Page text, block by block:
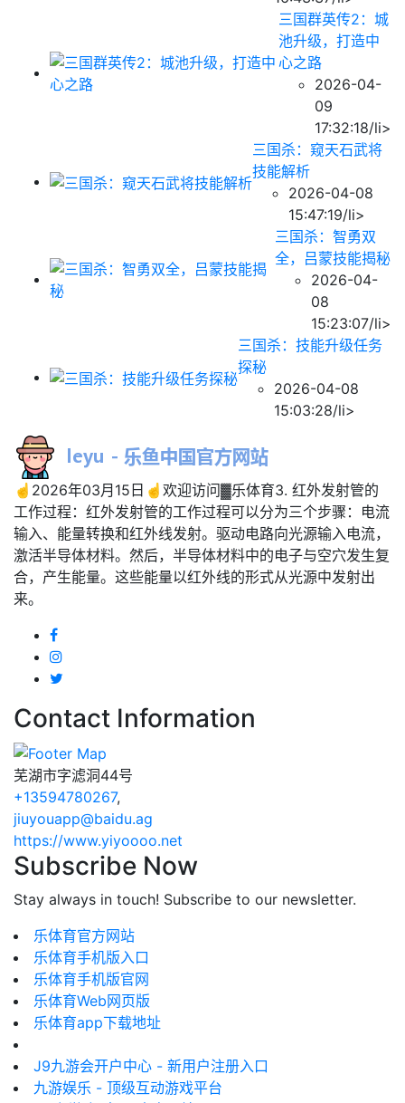
三国群英传2：城
池升级，打造中
心之路
2026-04-
09
17:32:18/li>
三国杀：窥天石武将
技能解析
2026-04-08
15:47:19/li>
三国杀：智勇双
全，吕蒙技能揭秘
2026-04-
08
15:23:07/li>
三国杀：技能升级任务
探秘
2026-04-08
15:03:28/li>
☝2026年03月15日☝欢迎访问▓乐体育3. 红外发射管的
工作过程：红外发射管的工作过程可以分为三个步骤：电流
输入、能量转换和红外线发射。驱动电路向光源输入电流，
激活半导体材料。然后，半导体材料中的电子与空穴发生复
合，产生能量。这些能量以红外线的形式从光源中发射出
来。
Contact Information
芜湖市字滤洞44号
+13594780267,
jiuyouapp@baidu.ag
https://www.yiyoooo.net
Subscribe Now
Stay always in touch! Subscribe to our newsletter.
乐体育官方网站
乐体育手机版入口
乐体育手机版官网
乐体育Web网页版
乐体育app下载地址
J9九游会开户中心 - 新用户注册入口
九游娱乐 - 顶级互动游戏平台